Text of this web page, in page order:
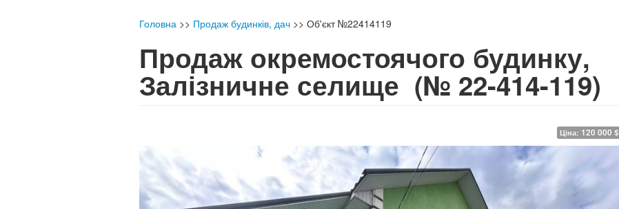
Головна >> Продаж будинків, дач >> Об'єкт №22414119
Продаж окремостоячого будинку,
Залізничне селище (№ 22-414-119)
Ціна: 120 000 $